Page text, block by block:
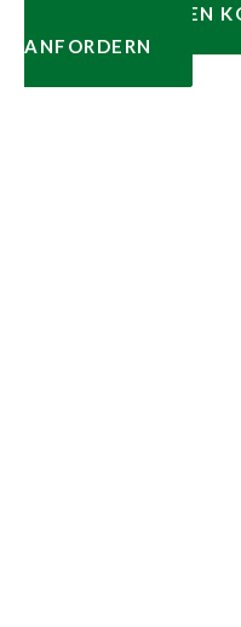
KOSTENLOSEN
ANFORDERN